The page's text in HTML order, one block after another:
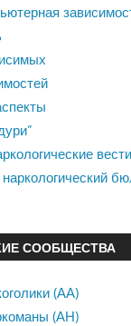
вести.
СООБЩЕСТВА
(АА)
(АН)